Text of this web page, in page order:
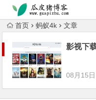
跳转到主内容
首页 蚂蚁4k 文章
影视下
08月15日